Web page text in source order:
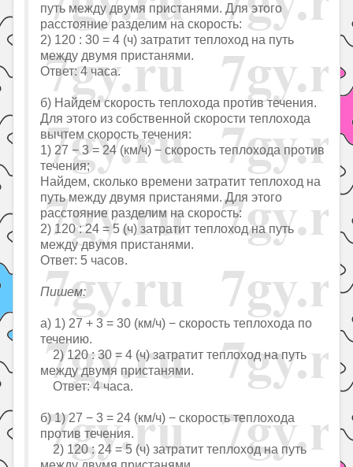
путь между двумя пристанями. Для этого
расстояние разделим на скорость:
2) 120 : 30 = 4 (ч) затратит теплоход на путь
между двумя пристанями.
Ответ: 4 часа.
б) Найдем скорость теплохода против течения.
Для этого из собственной скорости теплохода
вычтем скорость течения:
1) 27 − 3 = 24 (км/ч) − скорость теплохода против
течения;
Найдем, сколько времени затратит теплоход на
путь между двумя пристанями. Для этого
расстояние разделим на скорость:
2) 120 : 24 = 5 (ч) затратит теплоход на путь
между двумя пристанями.
Ответ: 5 часов.
Пишем:
а) 1) 27 + 3 = 30 (км/ч) − скорость теплохода по
течению.
2) 120 : 30 = 4 (ч) затратит теплоход на путь
между двумя пристанями.
Ответ: 4 часа.
б) 1) 27 − 3 = 24 (км/ч) − скорость теплохода
против течения.
2) 120 : 24 = 5 (ч) затратит теплоход на путь